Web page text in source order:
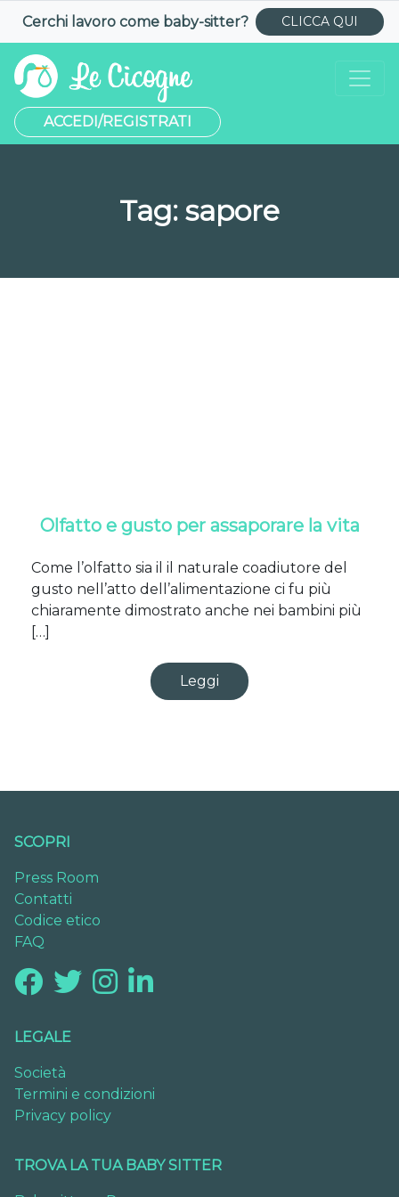
Cerchi lavoro come baby-sitter? CLICCA QUI
ACCEDI/REGISTRATI
Tag: sapore
Olfatto e gusto per assaporare la vita
Come l’olfatto sia il il naturale coadiutore del
gusto nell’atto dell’alimentazione ci fu più
chiaramente dimostrato anche nei bambini più
[…]
Leggi
SCOPRI
Press Room
Contatti
Codice etico
FAQ
LEGALE
Società
Termini e condizioni
Privacy policy
TROVA LA TUA BABY SITTER